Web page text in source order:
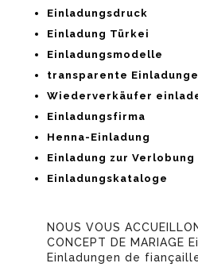
Einladungsdruck
Einladung Türkei
transparente
Wiederverkäufer
Einladungsfirma
Henna-Einladung
Einladung zur
Einladungskataloge
NOUS VOUS
CONCEPT DE
Einladungen de